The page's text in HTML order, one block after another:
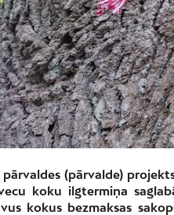
pārvaldes (pārvalde)
koku ilgtermiņa
kokus bezmaksas